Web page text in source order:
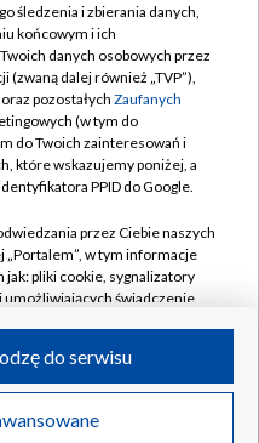
TVP
S.A. w likwidacji
śledzenia i zbierania danych,
końcowym i ich
danych osobowych przez
(zwaną dalej również „TVP”),
oraz pozostałych Zaufanych
(w tym do
do Twoich zainteresowań i
które wskazujemy poniżej, a
PPID do Google.
przez Ciebie naszych
„Portalem”, w tym informacje
jak: pliki cookie, sygnalizatory
świadczenie
przez Ciebie
jak adresy IP, identyfikatory
do serwisu